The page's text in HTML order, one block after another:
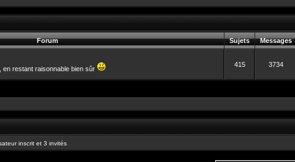
Forum Sujets Messages
restant raisonnable bien sûr
415 3734
inscrit et 3 invités